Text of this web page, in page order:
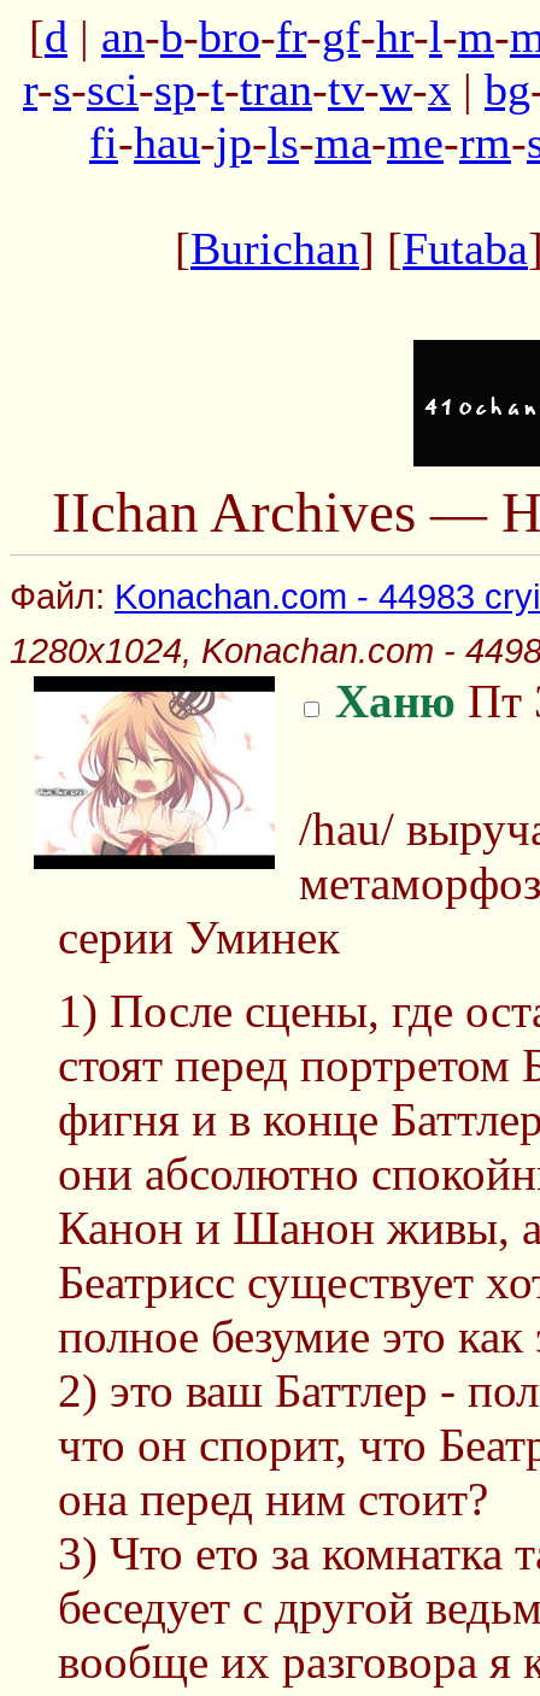
[d | an-b-bro-fr-gf-hr-l-m-
r-s-sci-sp-t-tran-tv-w-x | bg
fi-hau-jp-ls-ma-me-rm-
[Burichan] [Futaba
IIchan Archives —
Файл: Konachan.com - 44983
1280x1024, Konachan.com -
Ханю Пт
/hau/
серии Уминек
1) После сцены, где
стоят перед портретом
фигня и в конце
они абсолютно
Канон и Шанон живы,
Беатрисс существует
полное безумие это как
2) это ваш Баттлер -
что он спорит, что
она перед ним стоит?
3) Что ето за комнатка
беседует с другой
вообще их разговора я